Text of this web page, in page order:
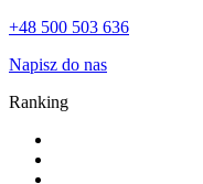
+48 500 503 636
Napisz do nas
Ranking